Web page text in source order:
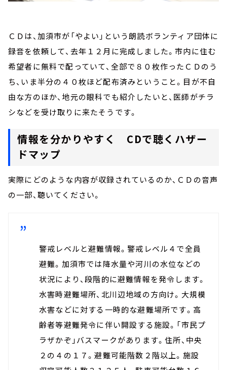
ＣＤは、加須市が「やよい」という朗読ボランティア団体に
録音を依頼して、去年１２月に完成しました。市内に住む
希望者に無料で配っていて、全部で８０枚作ったＣＤのう
ち、いま半分の４０枚ほど配布済みということ。目が不自
由な方のほか、地元の眼科でも紹介したいと、医師がチラ
シなどを受け取りに来たそうです。
情報を分かりやすく CDで聴くハザー
ドマップ
実際にどのような内容が収録されているのか、ＣＤの音声
の一部、聴いてください。
警戒レベルと避難情報。警戒レベル４で全員
避難。加須市では降水量や河川の水位などの
状況により、段階的に避難情報を発令します。
水害時避難場所、北川辺地域の方向け。大規模
水害などに対する一時的な避難場所です。高
齢者等避難発令に伴い開設する施設。「市民プ
ラザかぞ」バスマークがあります。住所、中央
２の４の１７。避難可能階数２階以上。施設